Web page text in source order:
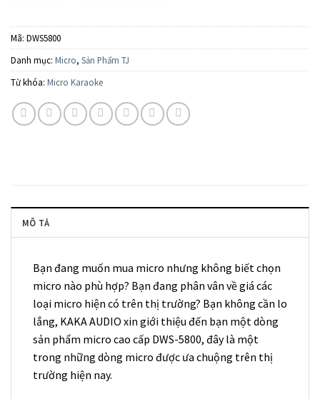
Mã: DWS5800
Danh mục: Micro, Sản Phẩm TJ
Từ khóa: Micro Karaoke
MÔ TẢ
Bạn đang muốn mua micro nhưng không biết chọn
micro nào phù hợp? Bạn đang phân vân về giá các
loại micro hiện có trên thị trường? Bạn không cần lo
lắng, KAKA AUDIO xin giới thiệu đến bạn một dòng
sản phẩm micro cao cấp DWS-5800, đây là một
trong những dòng micro được ưa chuộng trên thị
trường hiện nay.